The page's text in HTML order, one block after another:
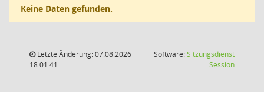
Keine Daten gefunden.
Letzte Änderung: 07.08.2026
18:01:41
Software:Sitzungsdienst
Session(Wird in